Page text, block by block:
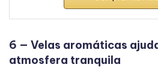
6 — Velas aromáticas
atmosfera tranquila